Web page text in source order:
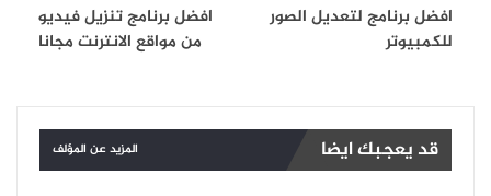
افضل برنامج لتعديل الصور
للكمبيوتر
افضل برنامج تنزيل فيديو
من مواقع الانترنت مجانا
قد يعجبك ايضا المزيد عن المؤلف